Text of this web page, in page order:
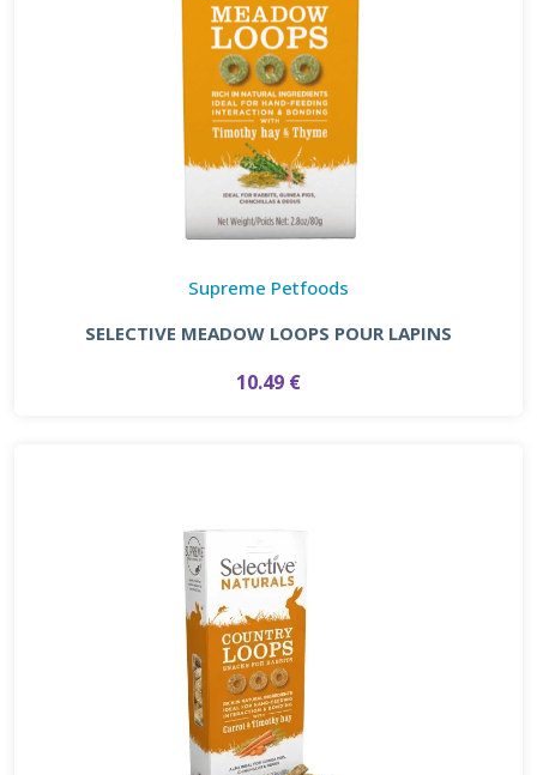
Supreme Petfoods
SELECTIVE MEADOW LOOPS POUR LAPINS
10.49 €